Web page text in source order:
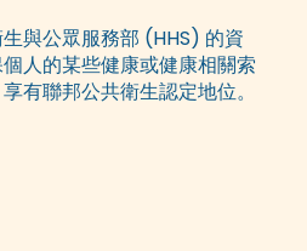
與公眾服務部 (HHS) 的資
人的某些健康或健康相關索
有聯邦公共衛生認定地位。